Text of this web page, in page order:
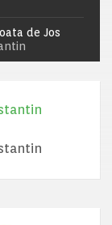
de Jos